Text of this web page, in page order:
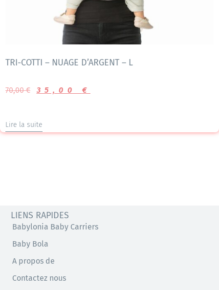
TRI-COTTI – NUAGE D’ARGENT – L
70,00€ 35,00 €
Lire la suite
LIENS RAPIDES
Babylonia Baby Carriers
Baby Bola
A propos de
Contactez nous